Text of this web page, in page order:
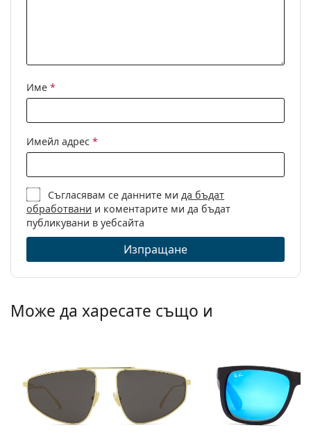
Име *
Имейл адрес *
Съгласявам се данните ми да бъдат
обработвани и коментарите ми да бъдат
публикувани в уебсайта
Изпращане
Може да харесате също и